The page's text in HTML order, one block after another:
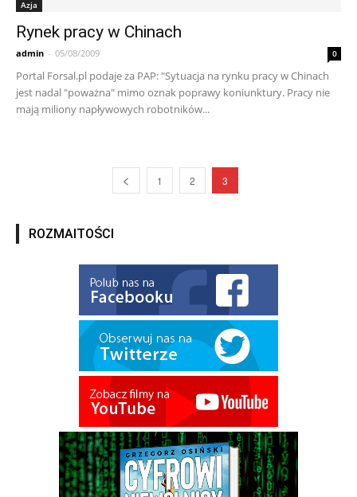
Azja
Rynek pracy w Chinach
admin - 05/08/2009 0
Portal Forsal.pl podaje za PAP: "Sytuacja na rynku pracy w Chinach
jest nadal "poważna" mimo oznak poprawy koniunktury. Pracy nie
mają miliony napływowych robotników...
1 2 3
ROZMAITOŚCI